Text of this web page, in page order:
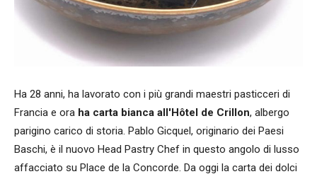
Ha 28 anni, ha lavorato con i più grandi maestri pasticceri di
Francia e ora ha carta bianca all'Hôtel de Crillon, albergo
parigino carico di storia. Pablo Gicquel, originario dei Paesi
Baschi, è il nuovo Head Pastry Chef in questo angolo di lusso
affacciato su Place de la Concorde. Da oggi la carta dei dolci